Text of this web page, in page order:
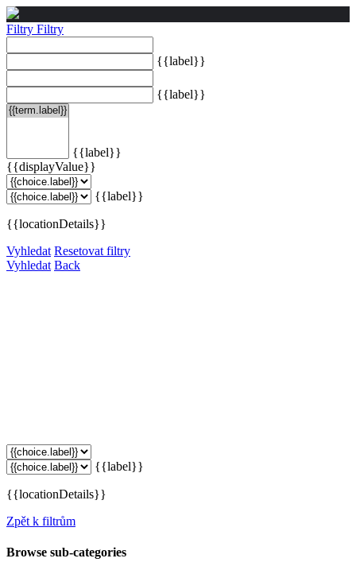
Filtry Filtry
{{label}}
{{label}}
{{label}}
{{displayValue}}
{{label}}
{{locationDetails}}
Vyhledat Resetovat filtry
Vyhledat Back
{{label}}
{{locationDetails}}
Zpět k filtrům
Browse sub-categories